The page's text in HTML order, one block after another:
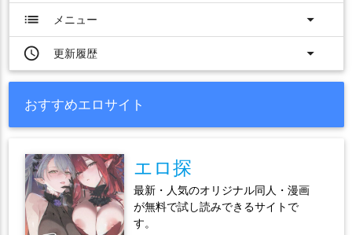
list
メニュー
arrow_drop_down
access_time
更新履歴 arrow_drop_down
おすすめエロサイト
エロ探
最新・人気のオリジナル同人・漫画
が無料で試し読みできるサイトで
す。